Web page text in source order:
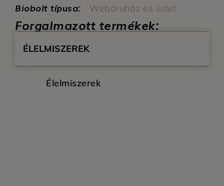
Biobolt típusa: Webáruház és üzlet
Forgalmazott termékek:
ÉLELMISZEREK
Élelmiszerek